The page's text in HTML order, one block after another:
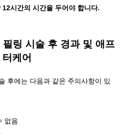
시간의 시간을 두어야 합니다.
링 시술 후 경과 및 애프
터케어
후에는 다음과 같은 주의사항이 있
없음